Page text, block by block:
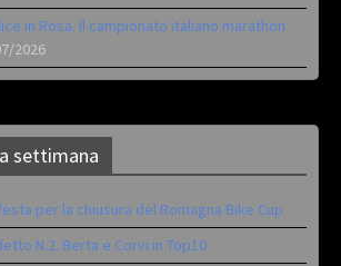
in Rosa. Il campionato italiano marathon
2026
settimana
per la chiusura del Romagna Bike Cup
N.2. Berta e Corvi in Top10